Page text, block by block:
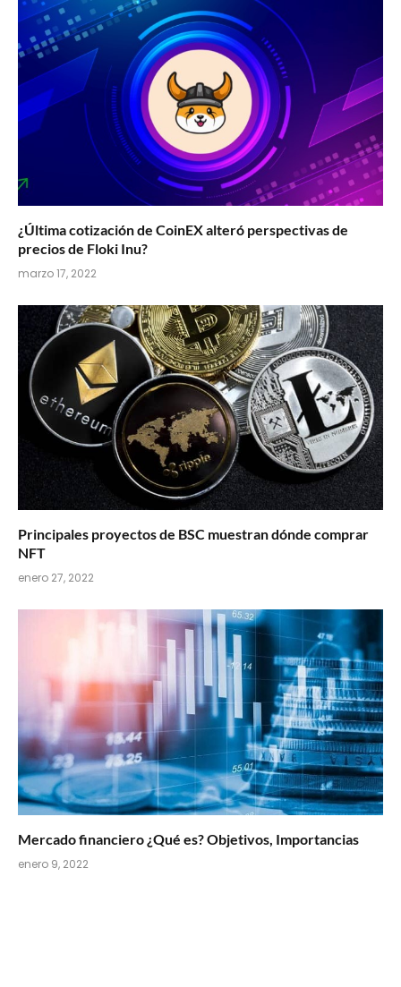
¿Última cotización de CoinEX alteró perspectivas de
precios de Floki Inu?
marzo 17, 2022
Principales proyectos de BSC muestran dónde comprar
NFT
enero 27, 2022
Mercado financiero ¿Qué es? Objetivos, Importancias
enero 9, 2022